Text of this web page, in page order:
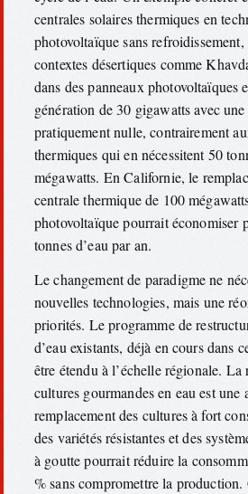
centrales solaires thermiques en
photovoltaïque sans
contextes désertiques comme
dans des panneaux photovoltaïques
génération de 30 gigawatts avec
pratiquement nulle, contrairement
thermiques qui en nécessitent 50
mégawatts. En Californie, le
centrale thermique de 100
photovoltaïque pourrait économiser
tonnes d’eau par an.
Le changement de paradigme ne
nouvelles technologies, mais une
priorités. Le programme de
d’eau existants, déjà en cours dans
être étendu à l’échelle régionale.
cultures gourmandes en eau est
remplacement des cultures à fort
des variétés résistantes et des
à goutte pourrait réduire la
% sans compromettre la production.